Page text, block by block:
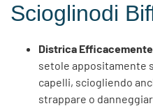
Scioglinodi
Districa
setole appositamente
capelli, sciogliendo
strappare o